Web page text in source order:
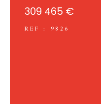
309 465 €
REF : 9826